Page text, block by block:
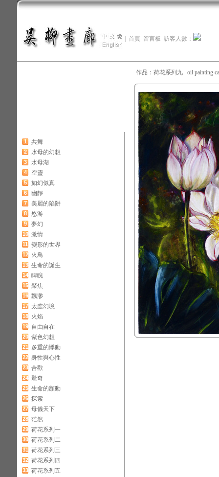
首頁 留言板 訪客人數：
1 共舞
2 水母的幻想
3 水母湖
4 空靈
5 如幻似真
6 幽靜
7 美麗的陷阱
8 悠游
9 夢幻
10 激情
11 變形的世界
12 火鳥
13 生命的誕生
14 睥睨
15 聚焦
16 飄渺
17 太虛幻境
18 火焰
19 自由自在
20 紫色幻想
21 多重的悸動
22 身性與心性
23 合歡
24 驚奇
25 生命的顫動
26 探索
27 母儀天下
28 茫然
29 荷花系列一
30 荷花系列二
31 荷花系列三
32 荷花系列四
33 荷花系列五
作品：荷花系列九 oil